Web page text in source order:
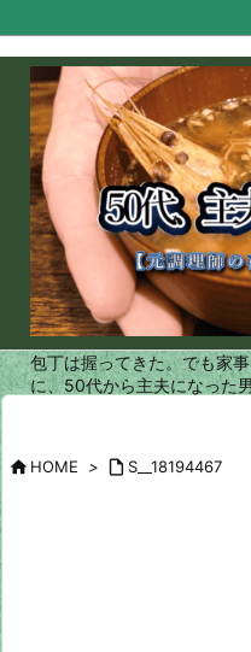
包丁は握ってきた。でも家
に、50代から主夫になった
HOME >  S__18194467